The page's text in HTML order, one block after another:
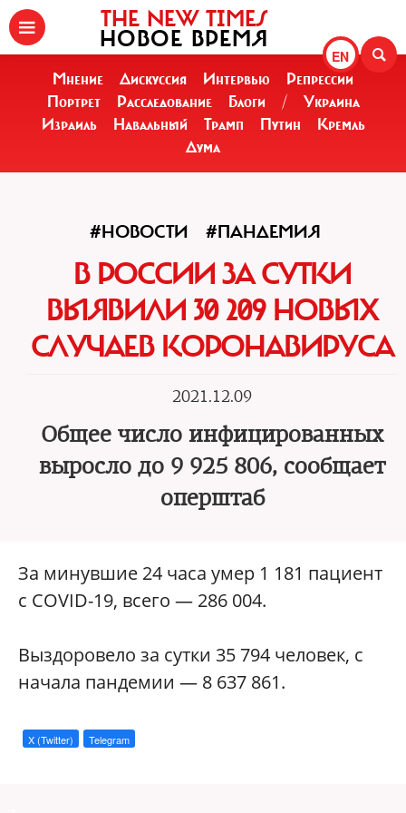
EN
THE NEW TIMES
НОВОЕ ВРЕМЯ
Мнение Дискуссия Интервью
Репрессии
Портрет
Расследование Блоги /
Украина
Израиль
Навальный Трамп Путин
Кремль
Дума
#НОВОСТИ #ПАНДЕМИЯ
В РОССИИ ЗА СУТКИ
ВЫЯВИЛИ 30 209 НОВЫХ
СЛУЧАЕВ КОРОНАВИРУСА
2021.12.09
Общее число инфицированных
выросло до 9 925 806, сообщает
оперштаб
За минувшие 24 часа умер 1 181 пациент
с COVID-19, всего — 286 004.
Выздоровело за сутки 35 794 человек, с
начала пандемии — 8 637 861.
X (Twitter) Telegram